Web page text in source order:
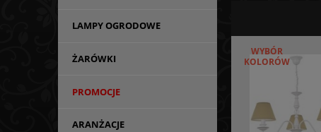
LAMPY OGRODOWE
ŻARÓWKI
PROMOCJE
ARANŻACJE
WYBÓR
KOLORÓW